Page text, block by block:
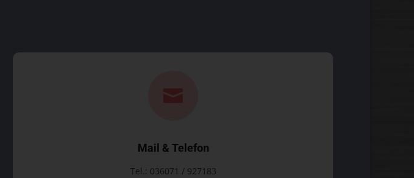
Mail & Telefon
Tel.: 036071 / 927183